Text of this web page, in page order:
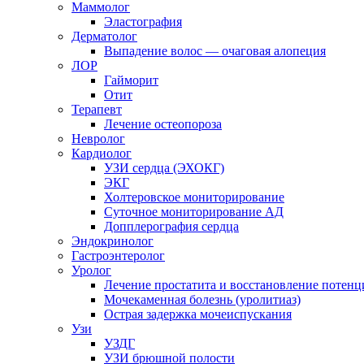
Маммолог
Эластография
Дерматолог
Выпадение волос — очаговая алопеция
ЛОР
Гайморит
Отит
Терапевт
Лечение остеопороза
Невролог
Кардиолог
УЗИ сердца (ЭХОКГ)
ЭКГ
Холтеровское мониторирование
Суточное мониторирование АД
Допплерография сердца
Эндокринолог
Гастроэнтеролог
Уролог
Лечение простатита и восстановление
Мочекаменная болезнь (уролитиаз)
Острая задержка мочеиспускания
Узи
УЗДГ
УЗИ брюшной полости